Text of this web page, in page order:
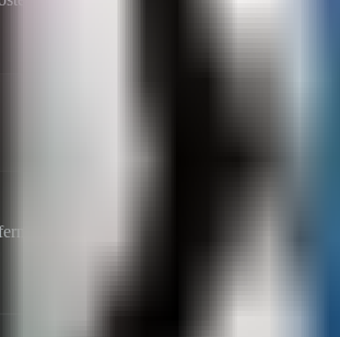
aber du musst den